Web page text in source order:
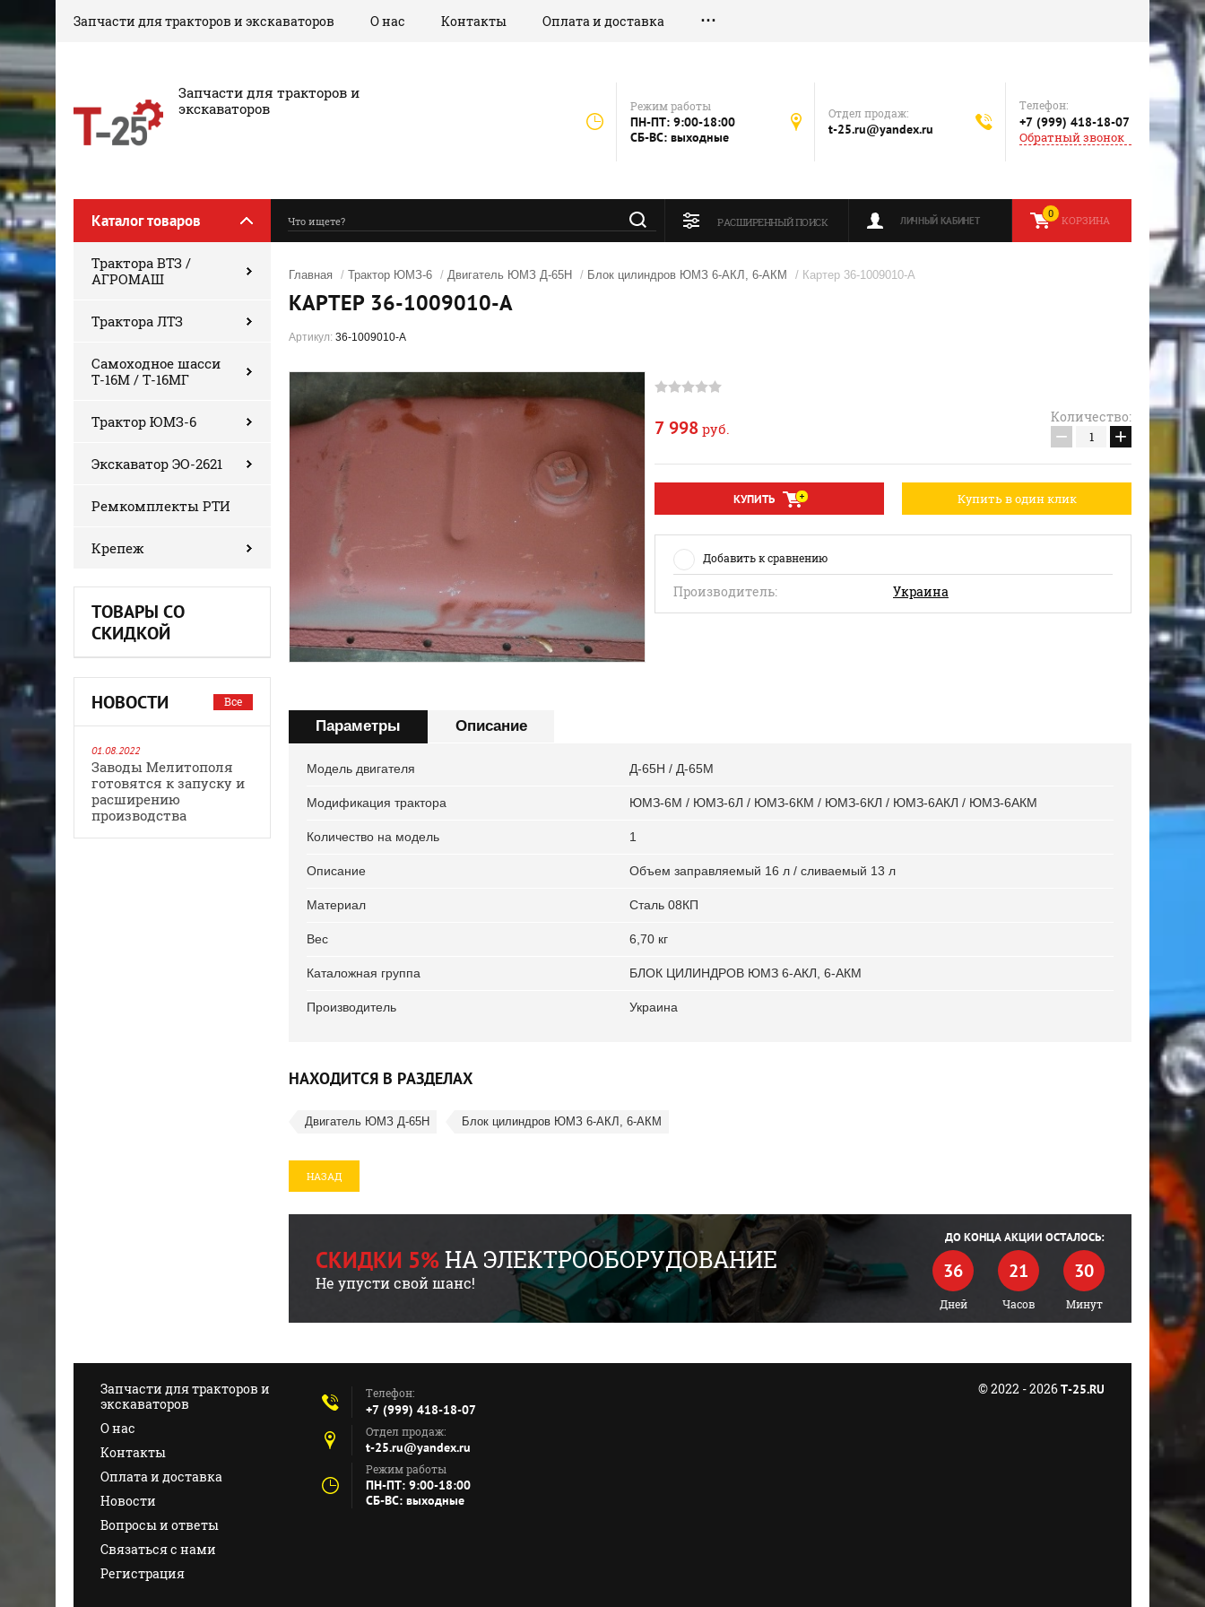
Запчасти для тракторов и экскаваторов О нас Контакты Оплата и доставка
‎Запчасти для тракторов и
экскаваторов
Режим работы
ПН-ПТ: 9:00-18:00
СБ-ВС: выходные
Отдел продаж:
t-25.ru@yandex.ru
Телефон:
+7 (999) 418-18-07
Обратный звонок
Каталог товаров КОРЗИНА
0
ЛИЧНЫЙ КАБИНЕТ
РАСШИРЕННЫЙ ПОИСК
Трактора ВТЗ /
АГРОМАШ
Трактора ЛТЗ
Самоходное шасси
Т-16М / Т-16МГ
Трактор ЮМЗ-6
Экскаватор ЭО-2621
Ремкомплекты РТИ
Крепеж
ТОВАРЫ СО
СКИДКОЙ
НОВОСТИ Все
01.08.2022
Заводы Мелитополя
готовятся к запуску и
расширению
производства
Главная / Трактор ЮМЗ-6 / Двигатель ЮМЗ Д-65Н / Блок цилиндров ЮМЗ 6-АКЛ, 6-АКМ / Картер 36-1009010-А
КАРТЕР 36-1009010-А
Артикул: 36-1009010-А
7 998 руб.
Количество:
− +
КУПИТЬ Купить в один клик
Добавить к сравнению
Производитель: Украина
Параметры Описание
Модель двигателя Д-65Н / Д-65М
Модификация трактора ЮМЗ-6М / ЮМЗ-6Л / ЮМЗ-6КМ / ЮМЗ-6КЛ / ЮМЗ-6АКЛ / ЮМЗ-6АКМ
Количество на модель 1
Описание Объем заправляемый 16 л / сливаемый 13 л
Материал Сталь 08КП
Вес 6,70 кг
Каталожная группа БЛОК ЦИЛИНДРОВ ЮМЗ 6-АКЛ, 6-АКМ
Производитель Украина
НАХОДИТСЯ В РАЗДЕЛАХ
Двигатель ЮМЗ Д-65Н Блок цилиндров ЮМЗ 6-АКЛ, 6-АКМ
НАЗАД
СКИДКИ 5%НА ЭЛЕКТРООБОРУДОВАНИЕ
Не упусти свой шанс!
ДО КОНЦА АКЦИИ ОСТАЛОСЬ:
36
Дней
21
Часов
30
Минут
Запчасти для тракторов и
экскаваторов
О нас
Контакты
Оплата и доставка
Новости
Вопросы и ответы
Связаться с нами
Регистрация
Телефон:
+7 (999) 418-18-07
Отдел продаж:
t-25.ru@yandex.ru
Режим работы
ПН-ПТ: 9:00-18:00
СБ-ВС: выходные
© 2022 - 2026T-25.RU